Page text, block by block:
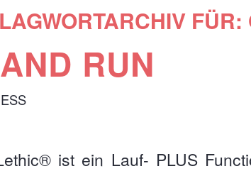
FÜR:
RUN
ist ein Lauf- PLUS